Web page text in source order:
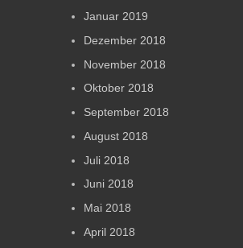
Januar 2019
Dezember 2018
November 2018
Oktober 2018
September 2018
August 2018
Juli 2018
Juni 2018
Mai 2018
April 2018